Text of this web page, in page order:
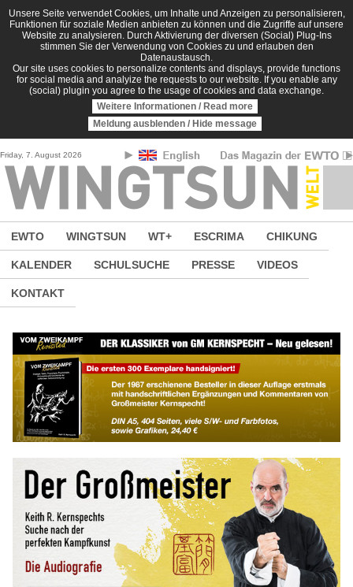
Direkt zum Inhalt
Unsere Seite verwendet Cookies, um Inhalte und Anzeigen zu personalisieren,
Funktionen für soziale Medien anbieten zu können und die Zugriffe auf unsere
Website zu analysieren. Durch Aktivierung der diversen (Social) Plug-Ins
stimmen Sie der Verwendung von Cookies zu und erlauben den
Datenaustausch.
Our site uses cookies to personalize contents and displays, provide functions
for social media and analyize the requests to our website. If you enable any
(social) plugin you agree to the usage of cookies and data exchange.
Weitere Informationen / Read more
Meldung ausblenden / Hide message
Friday, 7. August 2026
EWTO WINGTSUN WT+ ESCRIMA CHIKUNG
KALENDER SCHULSUCHE PRESSE VIDEOS
KONTAKT